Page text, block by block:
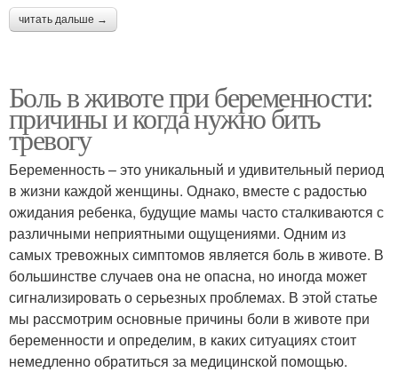
читать дальше →
Боль в животе при беременности:
причины и когда нужно бить
тревогу
Беременность – это уникальный и удивительный период
в жизни каждой женщины. Однако, вместе с радостью
ожидания ребенка, будущие мамы часто сталкиваются с
различными неприятными ощущениями. Одним из
самых тревожных симптомов является боль в животе. В
большинстве случаев она не опасна, но иногда может
сигнализировать о серьезных проблемах. В этой статье
мы рассмотрим основные причины боли в животе при
беременности и определим, в каких ситуациях стоит
немедленно обратиться за медицинской помощью.